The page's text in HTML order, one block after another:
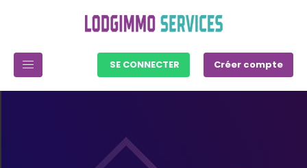
SE CONNECTER Créer compte